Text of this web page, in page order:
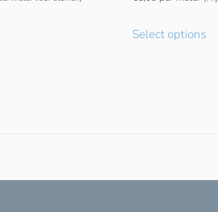
Select options